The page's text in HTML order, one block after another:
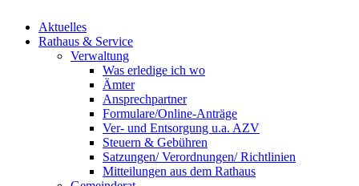
Aktuelles
Rathaus & Service
Verwaltung
Was erledige ich wo
Ämter
Ansprechpartner
Formulare/Online-Anträge
Ver- und Entsorgung u.a. AZV
Steuern & Gebühren
Satzungen/ Verordnungen/ Richtlinien
Mitteilungen aus dem Rathaus